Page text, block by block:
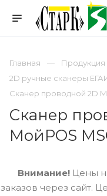
Главная Продукция
2D ручные сканеры
Сканер проводной 2D
Сканер
МойPOS
Внимание!Цены
заказов через сайт.